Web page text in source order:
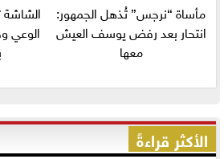
مأساة “نرجس” تُذهل الجمهور:
انتحار بعد رفض يوسف العيش
معها
الوعي
الأكثر قراءةً